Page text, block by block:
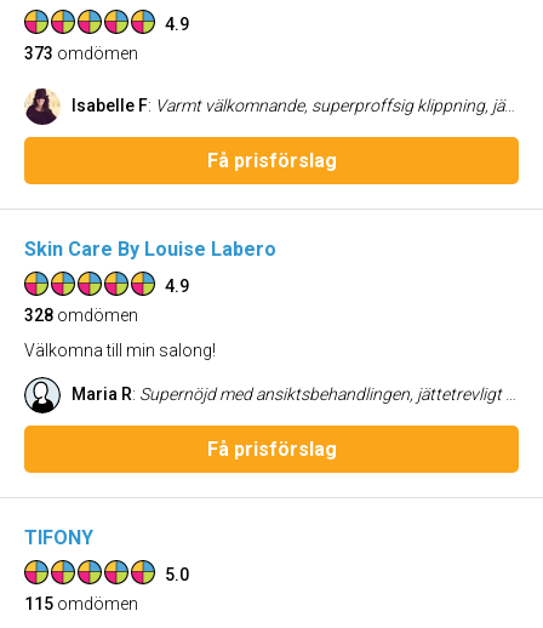
4.9
373 omdömen
Isabelle F: Varmt välkomnande, superproffsig klippning, jättenöjd! Rekommenderar!
Få prisförslag
Skin Care By Louise Labero
4.9
328 omdömen
Välkomna till min salong!
Maria R: Supernöjd med ansiktsbehandlingen, jättetrevligt bemötande, allt toppen!
Få prisförslag
TIFONY
5.0
115 omdömen